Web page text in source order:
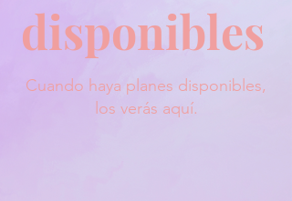
disponibles
Cuando haya planes disponibles,
los verás aquí.